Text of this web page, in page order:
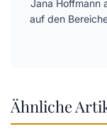
Jana Hoffmann
auf den
Ähnliche